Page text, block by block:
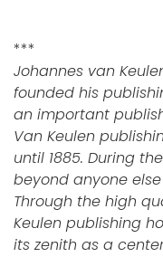
***
Johannes van
founded his
an important
Van Keulen
until 1885. During the
beyond anyone
Through the high
Keulen publishing
its zenith as a